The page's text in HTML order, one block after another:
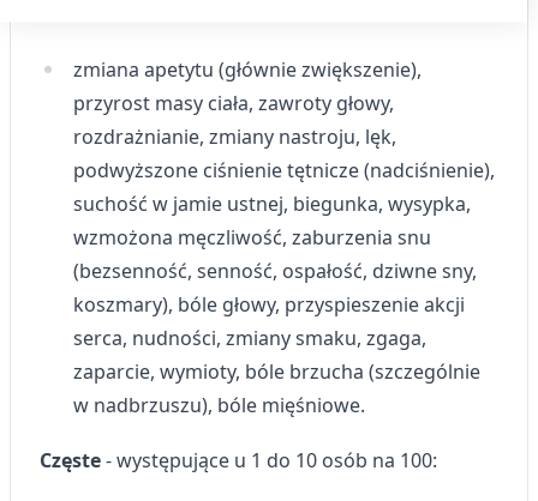
zmiana apetytu (głównie zwiększenie),
przyrost masy ciała, zawroty głowy,
rozdrażnianie, zmiany nastroju, lęk,
podwyższone ciśnienie tętnicze (nadciśnienie),
suchość w jamie ustnej, biegunka, wysypka,
wzmożona męczliwość, zaburzenia snu
(bezsenność, senność, ospałość, dziwne sny,
koszmary), bóle głowy, przyspieszenie akcji
serca, nudności, zmiany smaku, zgaga,
zaparcie, wymioty, bóle brzucha (szczególnie
w nadbrzuszu), bóle mięśniowe.
Częste- występujące u 1 do 10 osób na 100:
Przechowywanie informacji na urządzeniu
lub dostęp do nich
Wykorzystywanie ograniczonych danych do
wyboru reklam
Tworzenie profili w celu
spersonalizowanych reklam
Wykorzystanie profili do wyboru
spersonalizowanych reklam
Tworzenie profili w celu personalizacji treści
Wykorzystywanie profili w celu doboru
Pomiar efektywności reklam